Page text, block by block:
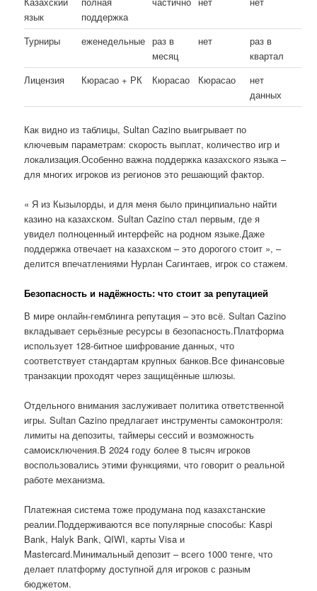
язык
поддержка
Турниры еженедельные раз в
месяц
нет
раз в
квартал
Лицензия
Кюрасао + РК Кюрасао Кюрасао
нет
данных
Как видно из таблицы, Sultan Cazino выигрывает по
ключевым параметрам: скорость выплат, количество игр и
локализация.Особенно важна поддержка казахского языка –
для многих игроков из регионов это решающий фактор.
« Я из Кызылорды, и для меня было принципиально найти
казино на казахском. Sultan Cazino стал первым, где я
увидел полноценный интерфейс на родном языке.Даже
поддержка отвечает на казахском – это дорогого стоит », –
делится впечатлениями Нурлан Сагинтаев, игрок со стажем.
Безопасность и надёжность: что стоит за репутацией
В мире онлайн-гемблинга репутация – это всё. Sultan Cazino
вкладывает серьёзные ресурсы в безопасность.Платформа
использует 128-битное шифрование данных, что
соответствует стандартам крупных банков.Все финансовые
транзакции проходят через защищённые шлюзы.
Отдельного внимания заслуживает политика ответственной
игры. Sultan Cazino предлагает инструменты самоконтроля:
лимиты на депозиты, таймеры сессий и возможность
самоисключения.В 2024 году более 8 тысяч игроков
воспользовались этими функциями, что говорит о реальной
работе механизма.
Платежная система тоже продумана под казахстанские
реалии.Поддерживаются все популярные способы: Kaspi
Bank, Halyk Bank, QIWI, карты Visa и
Mastercard.Минимальный депозит – всего 1000 тенге, что
делает платформу доступной для игроков с разным
бюджетом.